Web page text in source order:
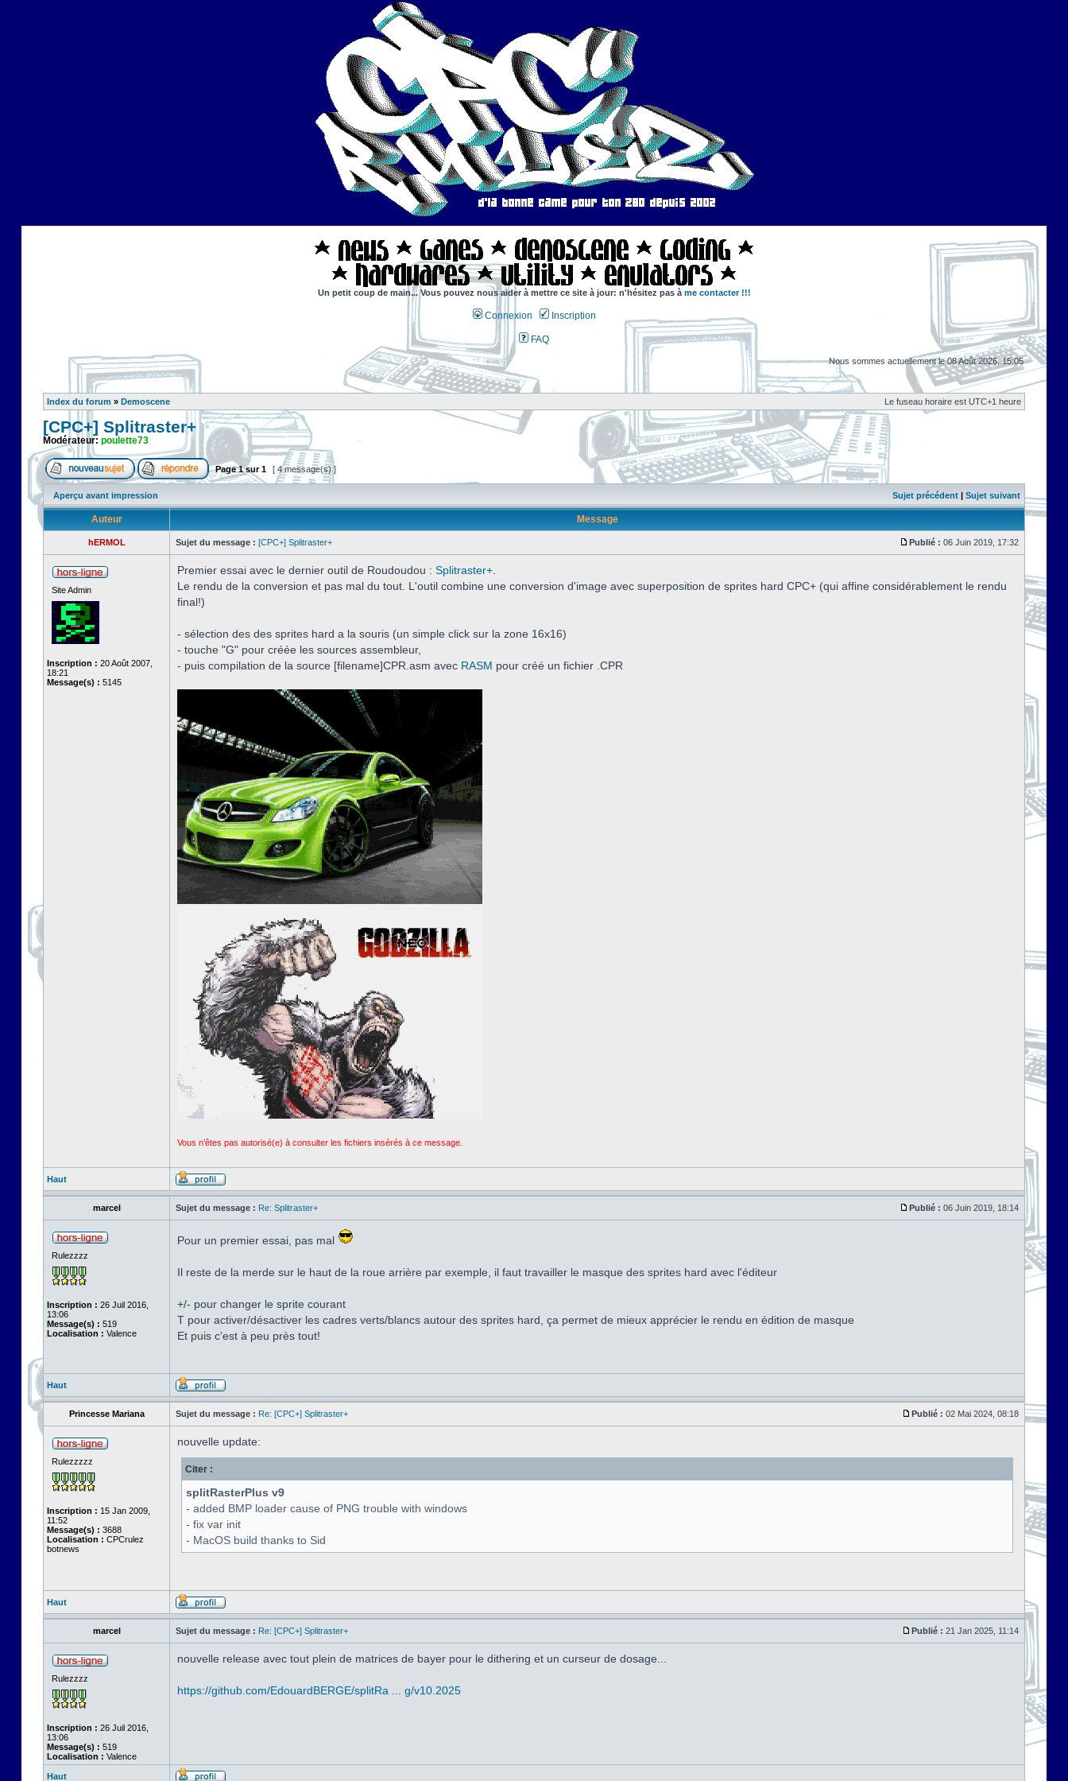
Un petit coup de main... Vous pouvez nous aider à mettre ce site à jour: n'hésitez pas à me contacter !!!
Connexion Inscription
FAQ
Nous sommes actuellement le 08 Août 2026, 15:05
Index du forum » Demoscene Le fuseau horaire est UTC+1 heure
[CPC+] Splitraster+
Modérateur: poulette73
Page1sur1 [ 4 message(s) ]
Aperçu avant impression Sujet précédent | Sujet suivant
Auteur Message
hERMOL Sujet du message : [CPC+] Splitraster+ Publié : 06 Juin 2019, 17:32
Site Admin
Inscription : 20 Août 2007,
18:21
Message(s) : 5145
Premier essai avec le dernier outil de Roudoudou : Splitraster+
Le rendu de la conversion et pas mal du tout. L'outil combine une conversion d'image avec superposition de sprites hard CPC+ (qui affine considérablement le rendu
final!)
- sélection des des sprites hard a la souris (un simple click sur la zone 16x16)
- touche "G" pour créée les sources assembleur,
- puis compilation de la source [filename]CPR.asm avec RASM pour créé un fichier .CPR
Vous n’êtes pas autorisé(e) à consulter les fichiers insérés à ce message.
Haut
marcel Sujet du message : Re: Splitraster+ Publié : 06 Juin 2019, 18:14
Rulezzzz
Inscription : 26 Juil 2016,
13:06
Message(s) : 519
Localisation : Valence
Pour un premier essai, pas mal
Il reste de la merde sur le haut de la roue arrière par exemple, il faut travailler le masque des sprites hard avec l'éditeur
+/- pour changer le sprite courant
T pour activer/désactiver les cadres verts/blancs autour des sprites hard, ça permet de mieux apprécier le rendu en édition de masque
Et puis c'est à peu près tout!
Haut
Princesse Mariana Sujet du message : Re: [CPC+] Splitraster+ Publié : 02 Mai 2024, 08:18
Rulezzzzz
Inscription : 15 Jan 2009,
11:52
Message(s) : 3688
Localisation : CPCrulez
botnews
nouvelle update:
Citer :
splitRasterPlus v9
- added BMP loader cause of PNG trouble with windows
- fix var init
- MacOS build thanks to Sid
Haut
marcel Sujet du message : Re: [CPC+] Splitraster+ Publié : 21 Jan 2025, 11:14
Rulezzzz
Inscription : 26 Juil 2016,
13:06
Message(s) : 519
Localisation : Valence
nouvelle release avec tout plein de matrices de bayer pour le dithering et un curseur de dosage...
https://github.com/EdouardBERGE/splitRa ... g/v10.2025
Haut